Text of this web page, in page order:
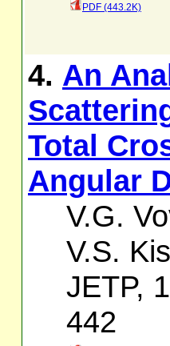
PDF (443.2K)
4. An
Total
Angular
V.G.
V.S.
JETP,
442